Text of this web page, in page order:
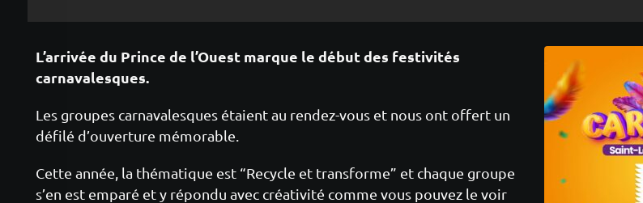
L’arrivée du Prince de l’Ouest marque le début des festivités
carnavalesques.
Les groupes carnavalesques étaient au rendez-vous et nous ont offert un
défilé d’ouverture mémorable.
Cette année, la thématique est “Recycle et transforme” et chaque groupe
s’en est emparé et y répondu avec créativité comme vous pouvez le voir